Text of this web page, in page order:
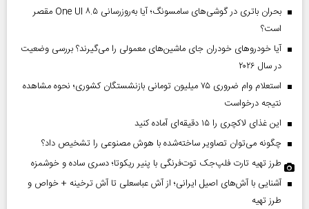
بحران باتری در گوشی‌های سامسونگ؛ آیا به‌روزرسانی One UI ۸.۵ مقصر
است؟
آیا خودروهای خودران جای ماشین‌های معمولی را می‌گیرند؟ بررسی وضعیت
در سال ۲۰۲۶
استعلام وام ضروری ۷۵ میلیون تومانی بازنشستگان کشوری؛ نحوه مشاهده
نتیجه درخواست
این غذای لاکچری را ۱۵ دقیقه‌ای آماده کنید
چگونه می‌توان تصاویر ساخته‌شده با هوش مصنوعی را تشخیص داد؟
طرز تهیه تارت فلپ‌جک توت‌فرنگی با پنیر ریکوتا؛ دسری ساده و خوشمزه
آشنایی با آش‌های اصیل ایرانی؛ از آش عباسعلی تا آش ترخینه + خواص و
طرز تهیه